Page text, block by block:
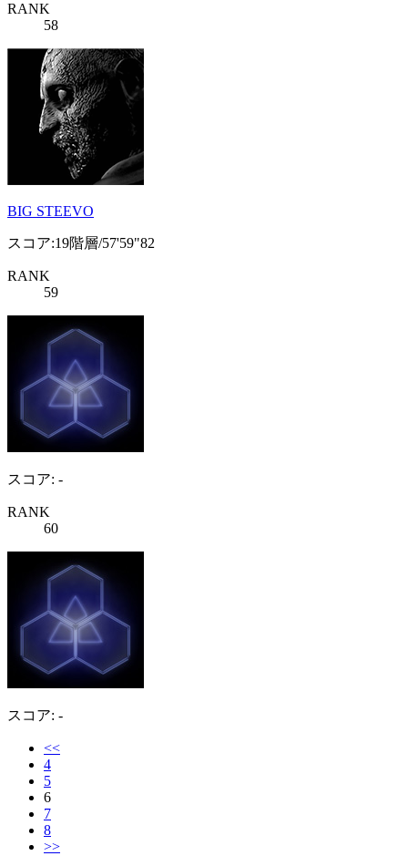
RANK
58
BIG STEEVO
スコア:19階層/57'59"82
RANK
59
スコア: -
RANK
60
スコア: -
<<
4
5
6
7
8
>>